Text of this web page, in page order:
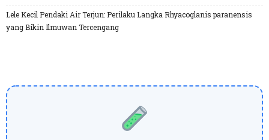
Lele Kecil Pendaki Air Terjun: Perilaku Langka Rhyacoglanis paranensis
yang Bikin Ilmuwan Tercengang